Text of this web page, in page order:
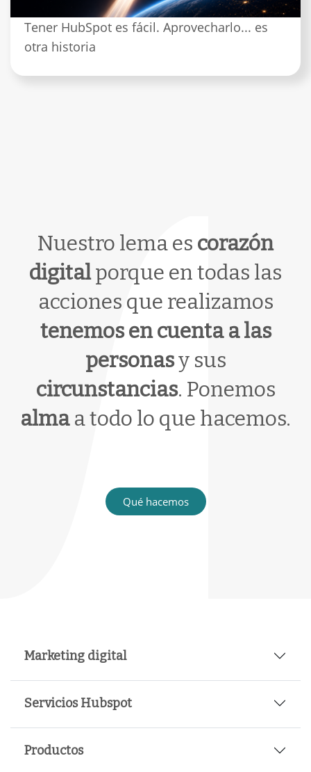
Tener HubSpot es fácil. Aprovecharlo... es
otra historia
Nuestro lema es corazón
digitalporque en todas las
acciones que realizamos
tenemos en cuenta a las
personasy sus
circunstancias. Ponemos
almaa todo lo que hacemos.
Qué hacemos
Marketing digital
Servicios Hubspot
Productos